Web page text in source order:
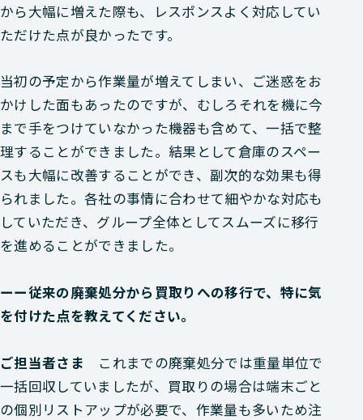
から大幅に増えた際も、レスポンスよく対応してい
ただけた点が良かったです。
当初の予定から作業量が増えてしまい、ご迷惑をお
かけした面もあったのですが、むしろそれを機に今
まで手をつけていなかった機器も含めて、一括で整
理することができました。結果として倉庫のスペー
スも大幅に改善することができ、副次的な効果も得
られました。各社の事情に合わせて細やかな対応も
していただき、グループ全体としてスムーズに移行
を進めることができました。
ーー従来の廃棄処分から買取りへの移行で、特に気
を付けた点を教えてください。
ご担当者さま これまでの廃棄処分では重量単位で
一括回収していましたが、買取りの場合は端末ごと
の個別リストアップが必要で、作業量も多いため注